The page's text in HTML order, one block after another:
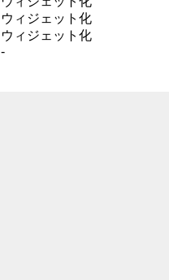
ウィジェット化
ウィジェット化
-